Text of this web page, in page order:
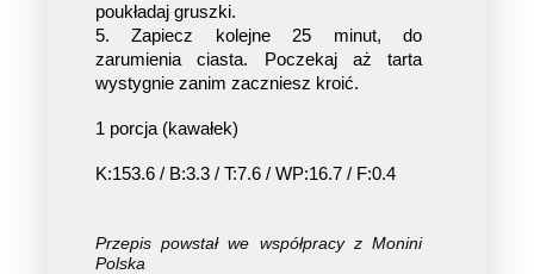
poukładaj gruszki.
5. Zapiecz kolejne 25 minut, do
zarumienia ciasta. Poczekaj aż tarta
wystygnie zanim zaczniesz kroić.
1 porcja (kawałek)
K:153.6 / B:3.3 / T:7.6 / WP:16.7 / F:0.4
Przepis powstał we współpracy z Monini
Polska